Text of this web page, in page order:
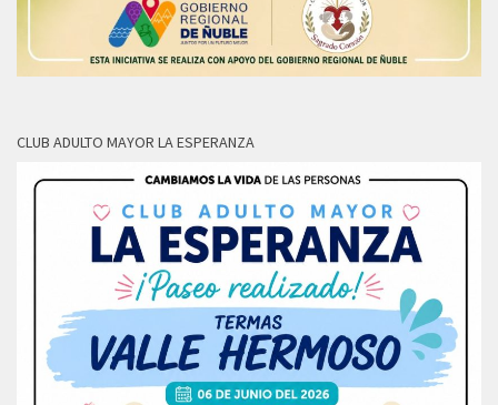
CLUB ADULTO MAYOR LA ESPERANZA